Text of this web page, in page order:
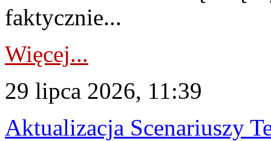
faktycznie...
Więcej...
29 lipca 2026, 11:39
Aktualizacja Scenariuszy